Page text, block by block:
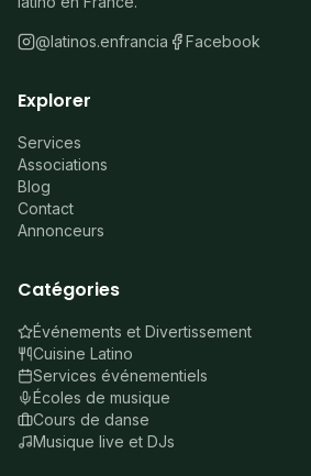
@latinos.enfrancia Facebook
Explorer
Services
Associations
Blog
Contact
Annonceurs
Catégories
Événements et Divertissement
Cuisine Latino
Services événementiels
Écoles de musique
Cours de danse
Musique live et DJs